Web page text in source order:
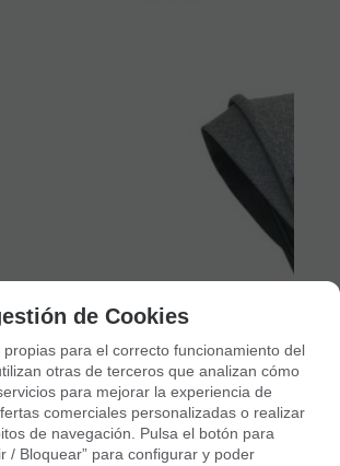
de Cookies
propias para el correcto funcionamiento del
otras de terceros que analizan cómo
para mejorar la experiencia de
comerciales personalizadas o realizar
de navegación. Pulsa el botón para
/ Bloquear” para configurar y poder